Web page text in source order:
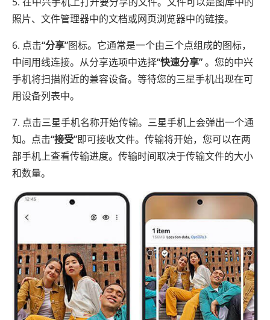
照片、文件管理器中的文档或网页浏览器中的链接。
6. 点击“分享”图标。它通常是一个由三个点组成的图标，
中间用线连接。从分享选项中选择“快速分享”。您的中兴
手机将扫描附近的兼容设备。等待您的三星手机出现在可
用设备列表中。
7. 点击三星手机名称开始传输。三星手机上会弹出一个通
知。点击“接受”即可接收文件。传输将开始，您可以在两
部手机上查看传输进度。传输时间取决于传输文件的大小
和数量。